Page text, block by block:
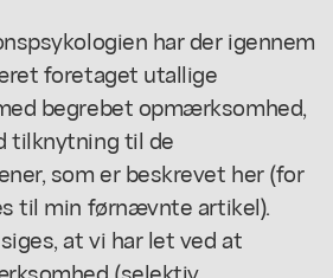
har der igennem
foretaget utallige
begrebet opmærksomhed,
tilknytning til de
som er beskrevet her (for
til min førnævnte artikel).
at vi har let ved at
(selektiv